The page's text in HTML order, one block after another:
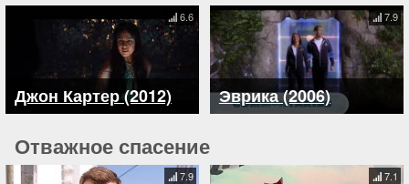
Джон Картер (2012)
6.6
Эврика (2006)
7.9
Отважное спасение
7.9 7.1